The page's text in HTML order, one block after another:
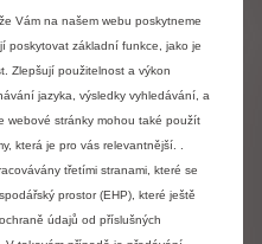
vozy Berlingo,
Vám na našem webu poskytneme
poskytovat základní funkce, jako je
Zlepšují použitelnost a výkon
jazyka, výsledky vyhledávání, a
webové stránky mohou také použít
která je pro vás relevantnější. .
třetími stranami, které se
prostor (EHP), které ještě
údajů od příslušných